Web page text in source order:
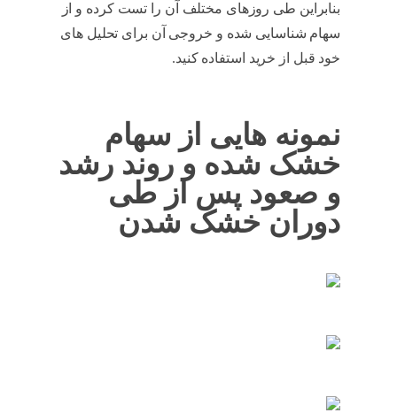
بنابراین طی روزهای مختلف آن را تست کرده و از
سهام شناسایی شده و خروجی آن برای تحلیل های
خود قبل از خرید استفاده کنید.
نمونه هایی از سهام
خشک شده و روند رشد
و صعود پس از طی
دوران خشک شدن